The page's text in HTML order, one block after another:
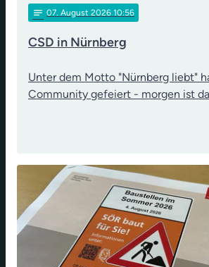
notes 07. August 2026 10:56
CSD in Nürnberg
Unter dem Motto "Nürnberg liebt"
Community gefeiert - morgen ist